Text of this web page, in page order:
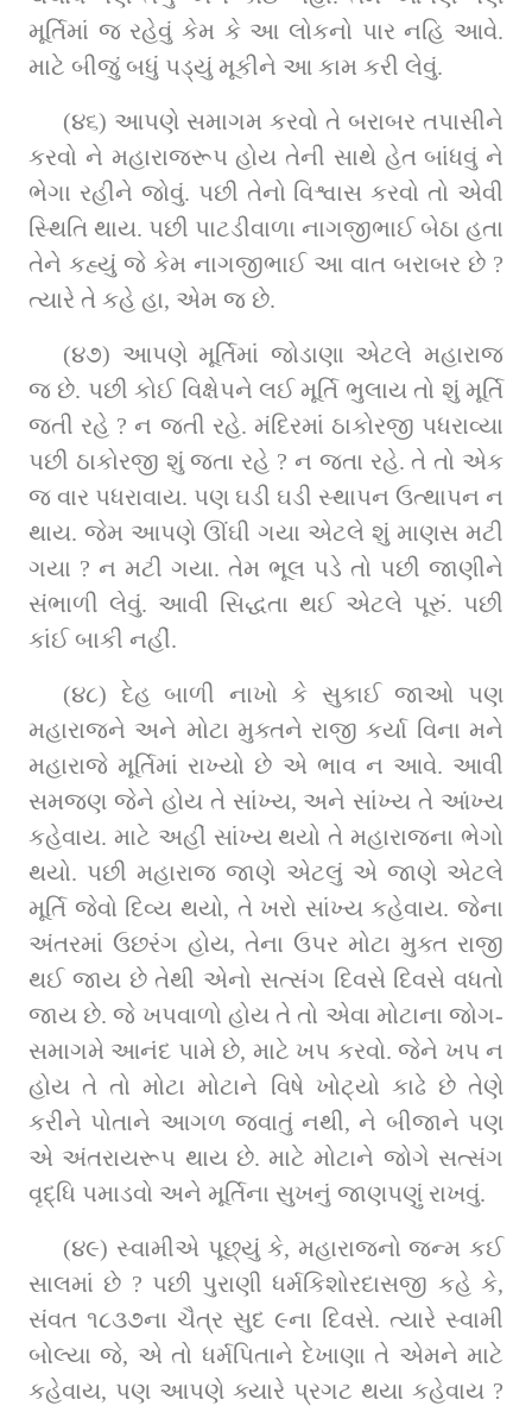
મૂર્તિમાં જ રહેવું કેમ કે આ લોકનો પાર નહિ આવે.
માટે બીજું બધું પડ્યું મૂકીને આ કામ કરી લેવું.
(૪૬) આપણે સમાગમ કરવો તે બરાબર તપાસીને
કરવો ને મહારાજરૂપ હોય તેની સાથે હેત બાંધવું ને
ભેગા રહીને જોવું. પછી તેનો વિશ્વાસ કરવો તો એવી
સ્થિતિ થાય. પછી પાટડીવાળા નાગજીભાઈ બેઠા હતા
તેને કહ્યું જે કેમ નાગજીભાઈ આ વાત બરાબર છે ?
ત્યારે તે કહે હા, એમ જ છે.
(૪૭) આપણે મૂર્તિમાં જોડાણા એટલે મહારાજ
જ છે. પછી કોઈ વિક્ષેપને લઈ મૂર્તિ ભુલાય તો શું મૂર્તિ
જતી રહે ? ન જતી રહે. મંદિરમાં ઠાકોરજી પધરાવ્યા
પછી ઠાકોરજી શું જતા રહે ? ન જતા રહે. તે તો એક
જ વાર પધરાવાય. પણ ઘડી ઘડી સ્થાપન ઉત્થાપન ન
થાય. જેમ આપણે ઊંઘી ગયા એટલે શું માણસ મટી
ગયા ? ન મટી ગયા. તેમ ભૂલ પડે તો પછી જાણીને
સંભાળી લેવું. આવી સિદ્ધતા થઈ એટલે પૂરું. પછી
કાંઈ બાકી નહીં.
(૪૮) દેહ બાળી નાખો કે સુકાઈ જાઓ પણ
મહારાજને અને મોટા મુક્તને રાજી કર્યા વિના મને
મહારાજે મૂર્તિમાં રાખ્યો છે એ ભાવ ન આવે. આવી
સમજણ જેને હોય તે સાંખ્ય, અને સાંખ્ય તે આંખ્ય
કહેવાય. માટે અહીં સાંખ્ય થયો તે મહારાજના ભેગો
થયો. પછી મહારાજ જાણે એટલું એ જાણે એટલે
મૂર્તિ જેવો દિવ્ય થયો, તે ખરો સાંખ્ય કહેવાય. જેના
અંતરમાં ઉછરંગ હોય, તેના ઉપર મોટા મુક્ત રાજી
થઈ જાય છે તેથી એનો સત્સંગ દિવસે દિવસે વધતો
જાય છે. જે ખપવાળો હોય તે તો એવા મોટાના જોગ-
સમાગમે આનંદ પામે છે, માટે ખપ કરવો. જેને ખપ ન
હોય તે તો મોટા મોટાને વિષે ખોટ્યો કાઢે છે તેણે
કરીને પોતાને આગળ જવાતું નથી, ને બીજાને પણ
એ અંતરાયરૂપ થાય છે. માટે મોટાને જોગે સત્સંગ
વૃદ્ધિ પમાડવો અને મૂર્તિના સુખનું જાણપણું રાખવું.
(૪૯) સ્વામીએ પૂછ્યું કે, મહારાજનો જન્મ કઈ
સાલમાં છે ? પછી પુરાણી ધર્મકિશોરદાસજી કહે કે,
સંવત ૧૮૩૭ના ચૈત્ર સુદ ૯ના દિવસે. ત્યારે સ્વામી
બોલ્યા જે, એ તો ધર્મપિતાને દેખાણા તે એમને માટે
કહેવાય, પણ આપણે ક્યારે પ્રગટ થયા કહેવાય ?